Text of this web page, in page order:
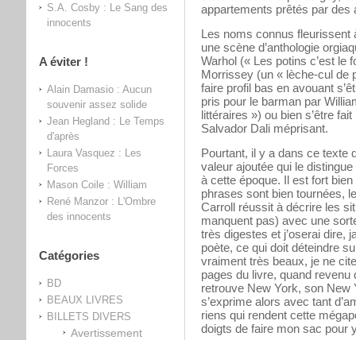
S.A. Cosby : Le Sang des
innocents
A éviter !
Alain Damasio : Aucun
souvenir assez solide
Jean Hegland : Le Temps
d'après
Laura Vasquez : Les
Forces
Mason Coile : William
René Manzor : L'Ombre
des innocents
Catégories
BD
BEAUX LIVRES
BILLETS DIVERS
Avertissement
appartements prêtés par des
Les noms connus fleurissent
une scène d’anthologie
Warhol (« Les potins c’est le
Morrissey (un « lèche-cul de
faire profil bas en avouant
pris pour le barman par
littéraires ») ou bien s’être
Salvador Dali méprisant.
Pourtant, il y a dans ce texte
valeur ajoutée qui le
à cette époque. Il est fort
phrases sont bien tournées,
Carroll réussit à décrire les
manquent pas) avec une
très digestes et j’oserai dire,
poète, ce qui doit déteindre
vraiment très beaux, je ne
pages du livre, quand revenu
retrouve New York, son New
s’exprime alors avec tant
riens qui rendent cette
doigts de faire mon sac